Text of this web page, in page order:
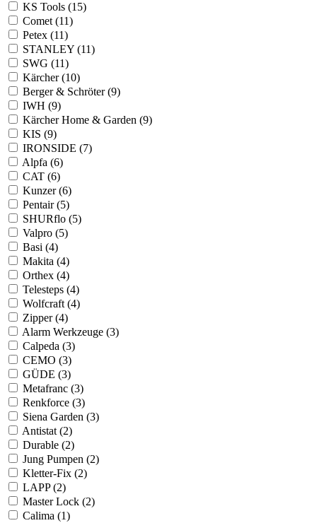
KS Tools (15)
Comet (11)
Petex (11)
STANLEY (11)
SWG (11)
Kärcher (10)
Berger & Schröter (9)
IWH (9)
Kärcher Home & Garden (9)
KIS (9)
IRONSIDE (7)
Alpfa (6)
CAT (6)
Kunzer (6)
Pentair (5)
SHURflo (5)
Valpro (5)
Basi (4)
Makita (4)
Orthex (4)
Telesteps (4)
Wolfcraft (4)
Zipper (4)
Alarm Werkzeuge (3)
Calpeda (3)
CEMO (3)
GÜDE (3)
Metafranc (3)
Renkforce (3)
Siena Garden (3)
Antistat (2)
Durable (2)
Jung Pumpen (2)
Kletter-Fix (2)
LAPP (2)
Master Lock (2)
Calima (1)